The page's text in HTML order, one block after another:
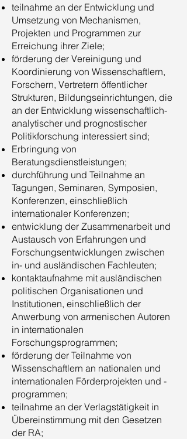
teilnahme an der Entwicklung und
Umsetzung von Mechanismen,
Projekten und Programmen zur
Erreichung ihrer Ziele;
förderung der Vereinigung und
Koordinierung von Wissenschaftlern,
Forschern, Vertretern öffentlicher
Strukturen, Bildungseinrichtungen, die
an der Entwicklung wissenschaftlich-
analytischer und prognostischer
Politikforschung interessiert sind;
Erbringung von
Beratungsdienstleistungen;
durchführung und Teilnahme an
Tagungen, Seminaren, Symposien,
Konferenzen, einschließlich
internationaler Konferenzen;
entwicklung der Zusammenarbeit und
Austausch von Erfahrungen und
Forschungsentwicklungen zwischen
in- und ausländischen Fachleuten;
kontaktaufnahme mit ausländischen
politischen Organisationen und
Institutionen, einschließlich der
Anwerbung von armenischen Autoren
in internationalen
Forschungsprogrammen;
förderung der Teilnahme von
Wissenschaftlern an nationalen und
internationalen Förderprojekten und -
programmen;
teilnahme an der Verlagstätigkeit in
Übereinstimmung mit den Gesetzen
der RA;